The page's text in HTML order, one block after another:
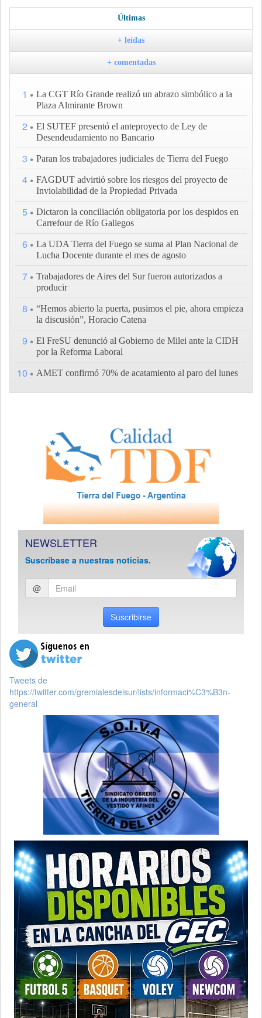
Últimas
+ leídas
+ comentadas
1
La CGT Río Grande realizó un abrazo simbólico a la
Plaza Almirante Brown
2
El SUTEF presentó el anteproyecto de Ley de
Desendeudamiento no Bancario
3 Paran los trabajadores judiciales de Tierra del Fuego
4
FAGDUT advirtió sobre los riesgos del proyecto de
Inviolabilidad de la Propiedad Privada
5
Dictaron la conciliación obligatoria por los despidos en
Carrefour de Río Gallegos
6
La UDA Tierra del Fuego se suma al Plan Nacional de
Lucha Docente durante el mes de agosto
7
Trabajadores de Aires del Sur fueron autorizados a
producir
8
“Hemos abierto la puerta, pusimos el pie, ahora empieza
la discusión”, Horacio Catena
9
El FreSU denunció al Gobierno de Milei ante la CIDH
por la Reforma Laboral
10 AMET confirmó 70% de acatamiento al paro del lunes
NEWSLETTER
Suscríbase a nuestras noticias.
Ingresar
email
@
Suscribirse
Tweets de
https://twitter.com/gremialesdelsur/lists/informaci%C3%B3n-
general